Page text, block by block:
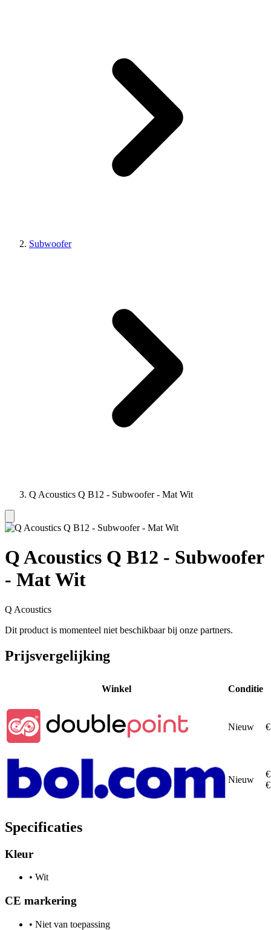
Subwoofer
Q Acoustics Q B12 - Subwoofer - Mat Wit
Q Acoustics Q B12 - Subwoofer
- Mat Wit
Q Acoustics
Dit product is momenteel niet beschikbaar bij onze partners.
Prijsvergelijking
Winkel Conditie
Nieuw
Nieuw
Specificaties
Kleur
• Wit
CE markering
• Niet van toepassing